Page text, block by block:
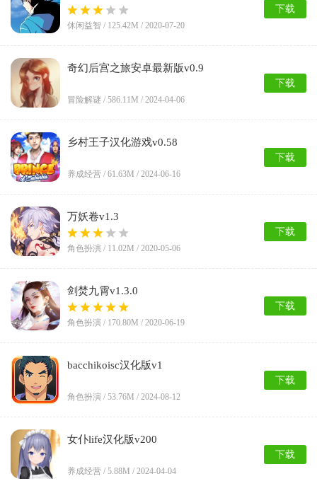
休闲益智 / 125.42M / 2020-07-20
下载
奇幻后宫之旅安卓最新版v0.9
冒险解谜 / 586.11M / 2024-04-06
下载
乡村王子汉化游戏v0.58
养成经营 / 61.63M / 2024-06-16
下载
万妖卷v1.3
角色扮演 / 11.02M / 2020-05-06
下载
剑焚九霄v1.3.0
角色扮演 / 170.80M / 2020-06-19
下载
bacchikoisc汉化版v1
角色扮演 / 53.76M / 2024-08-12
下载
女仆life汉化版v200
养成经营 / 5.88M / 2024-04-04
下载